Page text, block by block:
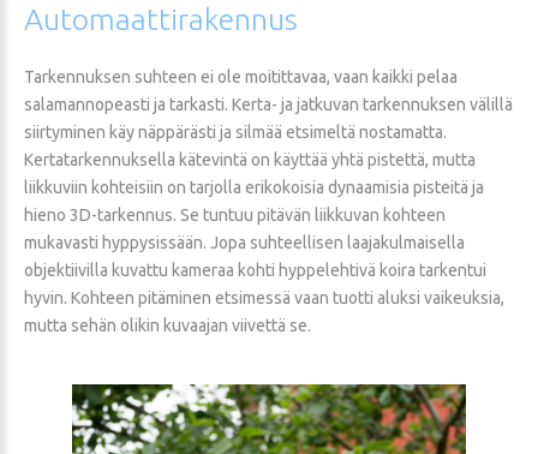
Automaattirakennus
Tarkennuksen suhteen ei ole moitittavaa, vaan kaikki pelaa
salamannopeasti ja tarkasti. Kerta- ja jatkuvan tarkennuksen välillä
siirtyminen käy näppärästi ja silmää etsimeltä nostamatta.
Kertatarkennuksella kätevintä on käyttää yhtä pistettä, mutta
liikkuviin kohteisiin on tarjolla erikokoisia dynaamisia pisteitä ja
hieno 3D-tarkennus. Se tuntuu pitävän liikkuvan kohteen
mukavasti hyppysissään. Jopa suhteellisen laajakulmaisella
objektiivilla kuvattu kameraa kohti hyppelehtivä koira tarkentui
hyvin. Kohteen pitäminen etsimessä vaan tuotti aluksi vaikeuksia,
mutta sehän olikin kuvaajan viivettä se.